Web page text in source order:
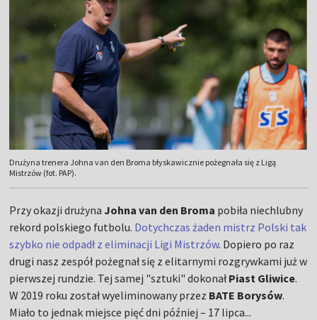
Drużyna trenera Johna van den Broma błyskawicznie pożegnała się z Ligą
Mistrzów (fot. PAP).
Przy okazji drużyna Johna van den Broma pobiła niechlubny
rekord polskiego futbolu. Dotychczas żaden mistrz Polski tak
szybko nie odpadł z eliminacji Ligi Mistrzów. Dopiero po raz
drugi nasz zespół pożegnał się z elitarnymi rozgrywkami już w
pierwszej rundzie. Tej samej "sztuki" dokonałPiast Gliwice.
W 2019 roku został wyeliminowany przez BATE Borysów.
Miało to jednak miejsce pięć dni później – 17 lipca...